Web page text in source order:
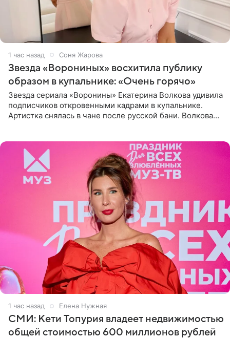
1 час назад Соня Жарова
Звезда «Ворониных» восхитила публику
образом в купальнике: «Очень горячо»
Звезда сериала «Воронины» Екатерина Волкова удивила
подписчиков откровенными кадрами в купальнике.
Артистка снялась в чане после русской бани. Волкова
1 час назад Елена Нужная
СМИ: Кети Топурия владеет недвижимостью
общей стоимостью 600 миллионов рублей